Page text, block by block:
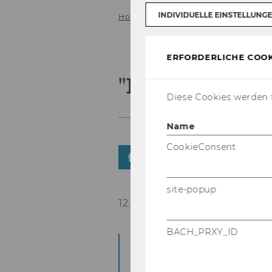
Home
"NPOs unter
12. November 2025
Unter die­sem
Eva More-​
INDIVIDUELLE
ERFORDERLICHE
Diese Cookies
Name
CookieConsent
site-popup
BACH_PRXY_ID